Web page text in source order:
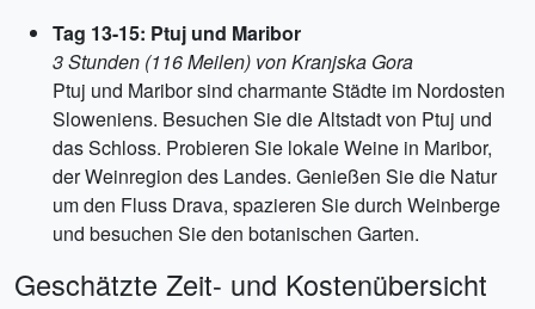
Tag 13-15: Ptuj und Maribor
3 Stunden (116 Meilen) von Kranjska Gora
Ptuj und Maribor sind charmante Städte im Nordosten
Sloweniens. Besuchen Sie die Altstadt von Ptuj und
das Schloss. Probieren Sie lokale Weine in Maribor,
der Weinregion des Landes. Genießen Sie die Natur
um den Fluss Drava, spazieren Sie durch Weinberge
und besuchen Sie den botanischen Garten.
Geschätzte Zeit- und Kostenübersicht